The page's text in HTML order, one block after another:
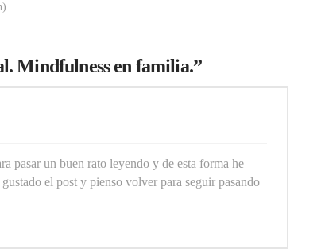
Mindfulness en familia.”
pasar un buen rato leyendo y de esta forma he
el post y pienso volver para seguir pasando